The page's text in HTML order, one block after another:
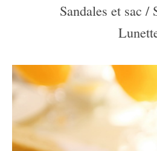
Sandales et sac